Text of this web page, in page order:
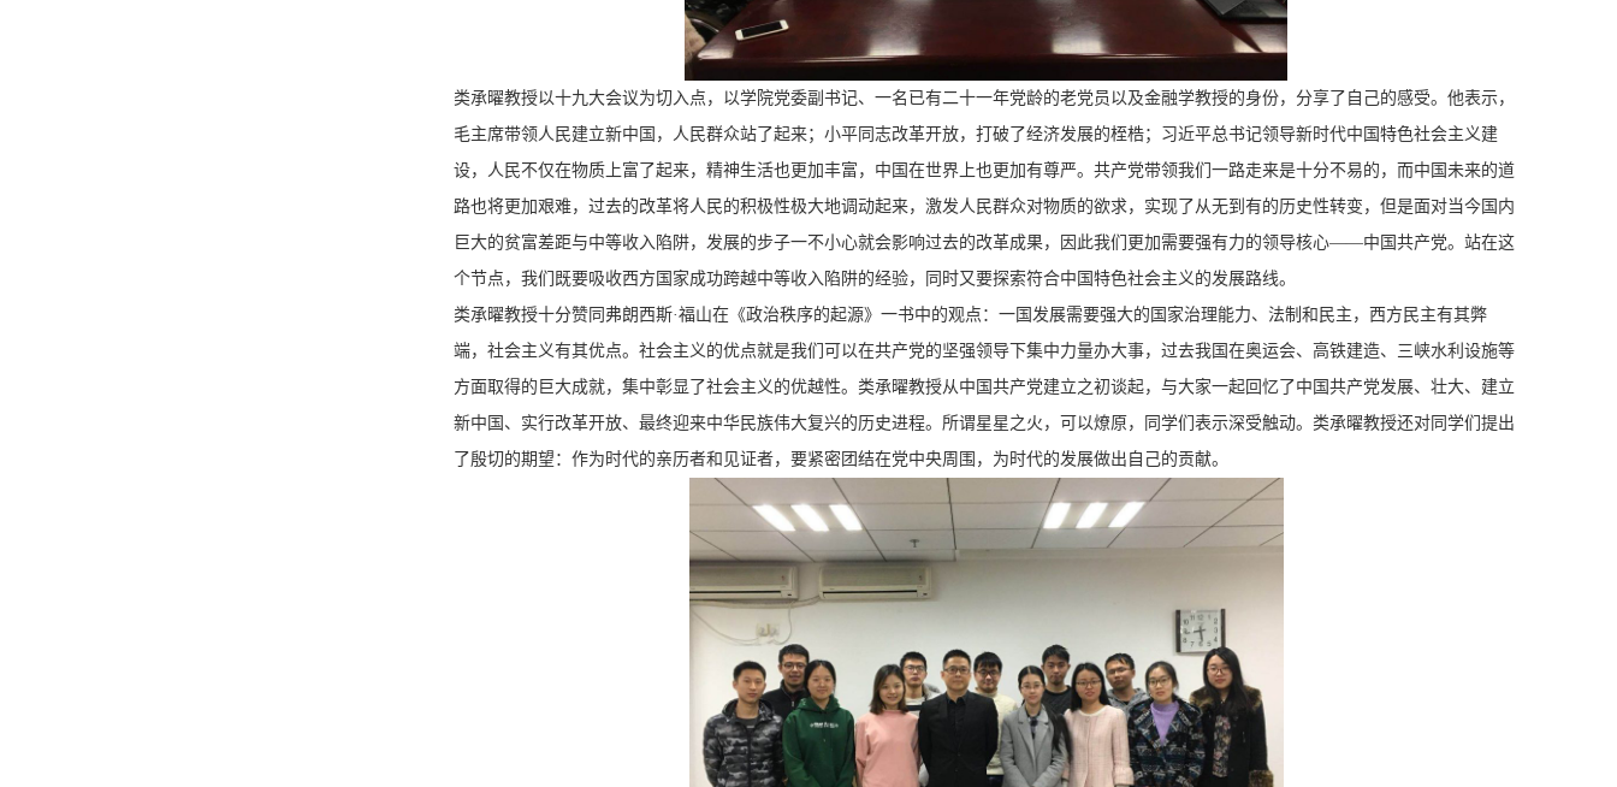
类承曜教授以十九大会议为切入点，以学院党委副书记、一名已有二十一年党龄的老党员以及金融学教授的身份，分享了自己的感受。他表示，
毛主席带领人民建立新中国，人民群众站了起来；小平同志改革开放，打破了经济发展的桎梏；习近平总书记领导新时代中国特色社会主义建
设，人民不仅在物质上富了起来，精神生活也更加丰富，中国在世界上也更加有尊严。共产党带领我们一路走来是十分不易的，而中国未来的道
路也将更加艰难，过去的改革将人民的积极性极大地调动起来，激发人民群众对物质的欲求，实现了从无到有的历史性转变，但是面对当今国内
巨大的贫富差距与中等收入陷阱，发展的步子一不小心就会影响过去的改革成果，因此我们更加需要强有力的领导核心——中国共产党。站在这
个节点，我们既要吸收西方国家成功跨越中等收入陷阱的经验，同时又要探索符合中国特色社会主义的发展路线。
类承曜教授十分赞同弗朗西斯·福山在《政治秩序的起源》一书中的观点：一国发展需要强大的国家治理能力、法制和民主，西方民主有其弊
端，社会主义有其优点。社会主义的优点就是我们可以在共产党的坚强领导下集中力量办大事，过去我国在奥运会、高铁建造、三峡水利设施等
方面取得的巨大成就，集中彰显了社会主义的优越性。类承曜教授从中国共产党建立之初谈起，与大家一起回忆了中国共产党发展、壮大、建立
新中国、实行改革开放、最终迎来中华民族伟大复兴的历史进程。所谓星星之火，可以燎原，同学们表示深受触动。类承曜教授还对同学们提出
了殷切的期望：作为时代的亲历者和见证者，要紧密团结在党中央周围，为时代的发展做出自己的贡献。